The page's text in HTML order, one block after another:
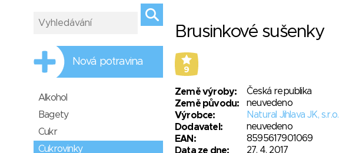
Brusinkové sušenky
9
Země výroby:
Česká republika
Země původu:
neuvedeno
Výrobce:
Natural Jihlava JK, s.r.o.
Dodavatel:
neuvedeno
EAN:
8595617901069
Data ze dne:
27. 4. 2017
Nová potravina
Alkohol
Bagety
Cukr
Cukrovinky